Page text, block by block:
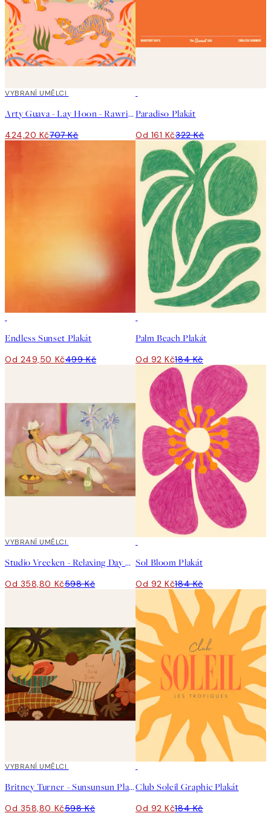
40%*
VYBRANÍ UMĚLCI
Arty Guava - Lay Hoon - Rawring Playmates Plakát
424,20 Kč707 Kč
Paradiso Plakát
Od 161 Kč322 Kč
Endless Sunset Plakát
Od 249,50 Kč499 Kč
Palm Beach Plakát
Od 92 Kč184 Kč
40%*
VYBRANÍ UMĚLCI
Studio Vreeken - Relaxing Day No2 Plakát
Od 358,80 Kč598 Kč
Sol Bloom Plakát
Od 92 Kč184 Kč
40%*
VYBRANÍ UMĚLCI
Britney Turner - Sunsunsun Plakát
Od 358,80 Kč598 Kč
Club Soleil Graphic Plakát
Od 92 Kč184 Kč